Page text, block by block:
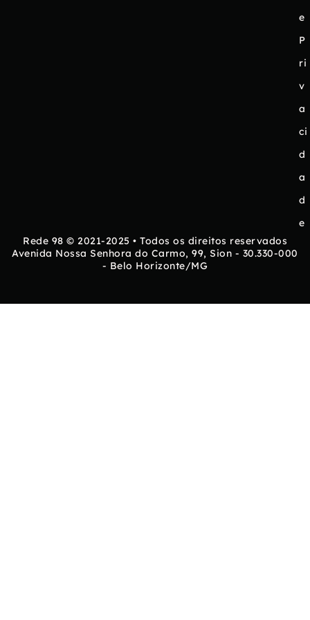
e
P
ri
v
a
ci
d
a
d
e
Rede 98 © 2021-2025 • Todos os direitos reservados
Avenida Nossa Senhora do Carmo, 99, Sion - 30.330-000
- Belo Horizonte/MG